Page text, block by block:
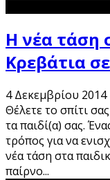
Η νέα τάση
Κρεβάτια
4 Δεκεμβρίου 2014
Θέλετε το σπίτι
τα παιδί(α) σας.
τρόπος για να
νέα τάση στα
παίρνο...